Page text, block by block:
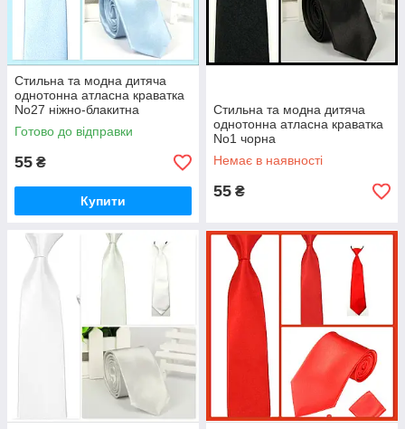
Стильна та модна дитяча
однотонна атласна краватка
No27 ніжно-блакитна
Готово до відправки
55 ₴
Купити
Стильна та модна дитяча
однотонна атласна краватка
No1 чорна
Немає в наявності
55 ₴